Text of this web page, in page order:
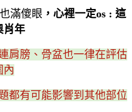
滿傻眼 ，心裡一定os : 這
肖年
肩膀、骨盆也一律在評估
內
都有可能影響到其他部位